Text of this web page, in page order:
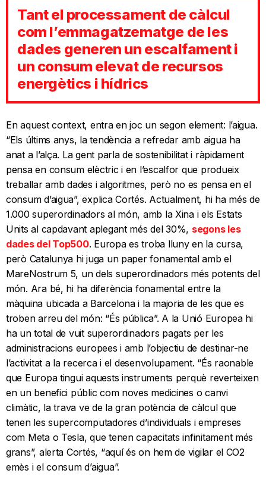
Tant el processament de càlcul
com l’emmagatzematge de les
dades generen un escalfament i
un consum elevat de recursos
energètics i hídrics
En aquest context, entra en joc un segon element: l’aigua.
“Els últims anys, la tendència a refredar amb aigua ha
anat a l’alça. La gent parla de sostenibilitat i ràpidament
pensa en consum elèctric i en l’escalfor que produeix
treballar amb dades i algoritmes, però no es pensa en el
consum d’aigua”, explica Cortés. Actualment, hi ha més de
1.000 superordinadors al món, amb la Xina i els Estats
Units al capdavant aplegant més del 30%, segons les
dades del Top500. Europa es troba lluny en la cursa,
però Catalunya hi juga un paper fonamental amb el
MareNostrum 5, un dels superordinadors més potents del
món. Ara bé, hi ha diferència fonamental entre la
màquina ubicada a Barcelona i la majoria de les que es
troben arreu del món: “És pública”. A la Unió Europea hi
ha un total de vuit superordinadors pagats per les
administracions europees i amb l’objectiu de destinar-ne
l’activitat a la recerca i el desenvolupament. “És raonable
que Europa tingui aquests instruments perquè reverteixen
en un benefici públic com noves medicines o canvi
climàtic, la trava ve de la gran potència de càlcul que
tenen les supercomputadores d’individuals i empreses
com Meta o Tesla, que tenen capacitats infinitament més
grans”, alerta Cortés, “aquí és on hem de vigilar el CO2
emès i el consum d’aigua”.